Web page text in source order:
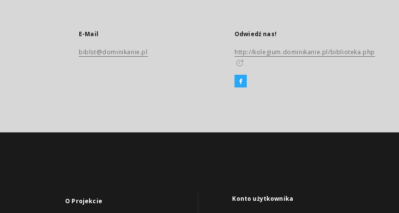
E-Mail
biblst@dominikanie.pl
Odwiedź nas!
http://kolegium.dominikanie.pl/biblioteka.php
O Projekcie Konto użytkownika